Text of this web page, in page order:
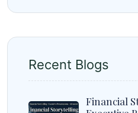
Recent Blogs
Financial